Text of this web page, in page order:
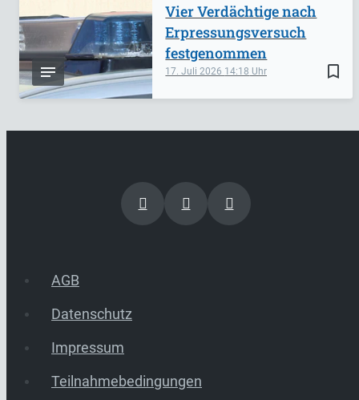
bookmark_border
17. Juli 2026 14:18
Vier Verdächtige nach
Erpressungsversuch
festgenommen
AGB
Datenschutz
Impressum
Teilnahmebedingungen